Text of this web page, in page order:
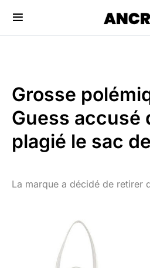
Grosse
Guess accusé
plagié le sac
La marque a décidé de retirer